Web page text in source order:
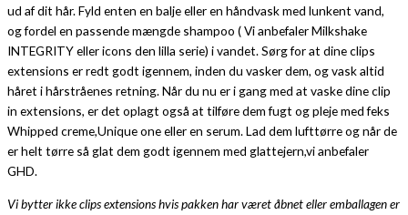
ud af dit hår. Fyld enten en balje eller en håndvask med lunkent vand,
og fordel en passende mængde shampoo ( Vi anbefaler Milkshake
INTEGRITY eller icons den lilla serie) i vandet. Sørg for at dine clips
extensions er redt godt igennem, inden du vasker dem, og vask altid
håret i hårstråenes retning. Når du nu er i gang med at vaske dine clip
in extensions, er det oplagt også at tilføre dem fugt og pleje med feks
Whipped creme,Unique one eller en serum. Lad dem lufttørre og når de
er helt tørre så glat dem godt igennem med glattejern,vi anbefaler
GHD.
Vi bytter ikke clips extensions hvis pakken har været åbnet eller emballagen er